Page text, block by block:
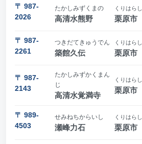
〒 987-
2026
たかしみずくまの
高清水熊野
くりはらし
栗原市
〒 987-
2261
つきだてきゅうでん
築館久伝
くりはらし
栗原市
〒 987-
2143
たかしみずかくまん
じ
高清水覚満寺
くりはらし
栗原市
〒 989-
4503
せみねちからいし
瀬峰力石
くりはらし
栗原市